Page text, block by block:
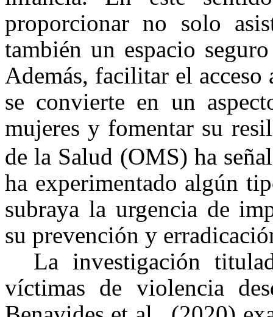
proporcionar no solo
también un espacio
Además, facilitar el
se convierte en un
mujeres y fomentar su
de la Salud (OMS) ha
ha experimentado algún
subraya la urgencia de
su prevención y
La investigación
víctimas de violencia